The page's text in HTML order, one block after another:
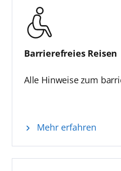
Barrierefreies Reisen
Alle Hinweise zum
Mehr erfahren